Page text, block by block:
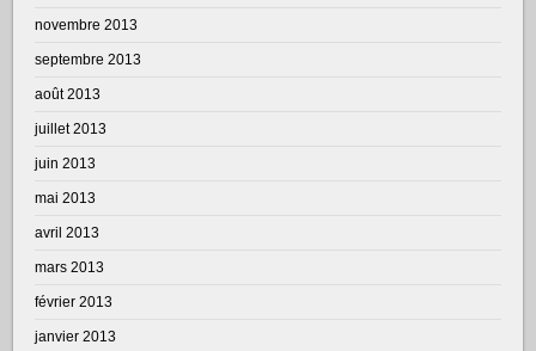
novembre 2013
septembre 2013
août 2013
juillet 2013
juin 2013
mai 2013
avril 2013
mars 2013
février 2013
janvier 2013